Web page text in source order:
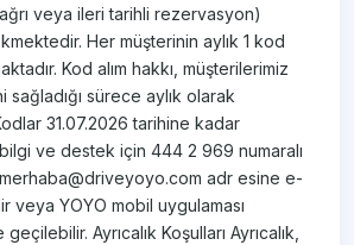
veya ileri tarihli rezervasyon)
Her müşterinin aylık 1 kod
Kod alım hakkı, müşterilerimiz
sürece aylık olarak
31.07.2026 tarihine kadar
ve destek için 444 2 969 numaralı
adr esine e-
veya YOYO mobil uygulaması
Ayrıcalık Koşulları Ayrıcalık,